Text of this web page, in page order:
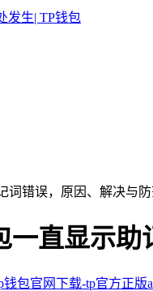
词错误，原因、解决与
直显示
钱包官网下载-tp官方正版